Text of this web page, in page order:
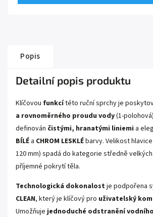
Popis
Detailní popis produktu
Klíčovou funkcítéto ruční sprchy je
a rovnoměrného proudu vody(1-
definován čistými, hranatými liniemi a
BÍLÉ a CHROM LESKLÉbarvy. Velikost hlavice
120 mm) spadá do kategorie středně
příjemné pokrytí těla.
Technologická dokonalostje podpořena
CLEAN, který je klíčový pro uživatelský
Umožňuje jednoduché odstranění